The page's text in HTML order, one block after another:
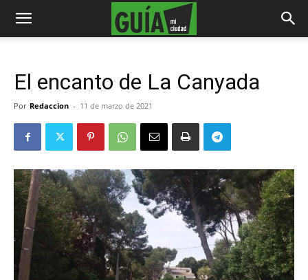
El encanto de La Canyada
Por Redaccion - 11 de marzo de 2021